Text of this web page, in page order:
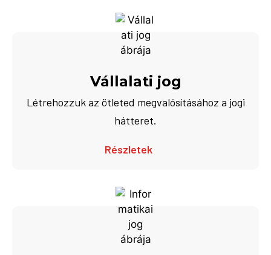
Vállalati jog
Létrehozzuk az ötleted megvalósításához a jogi
hátteret.
Részletek